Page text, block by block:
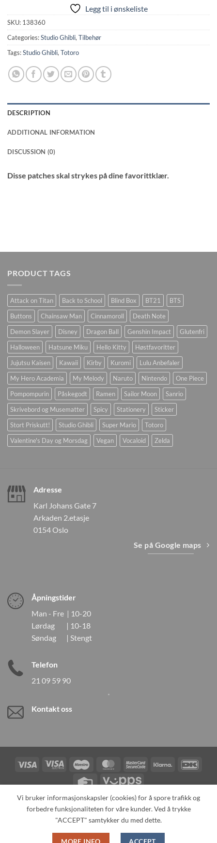
Legg til i ønskeliste
SKU: 138360
Categories:Studio Ghibli,Tilbehør
Tags:Studio Ghibli,Totoro
DESCRIPTION
ADDITIONAL INFORMATION
DISCUSSION (0)
Disse patches skal strykes på dine favorittklær.
PRODUCT TAGS
Attack on Titan Back to School Blind Box BT21
BTS
Buttons
Chainsaw Man Cinnamoroll
Death Note
Demon Slayer
Disney Dragon Ball Genshin Impact
Glutenfri
Halloween
Hatsune Miku Hello Kitty
Høstfavoritter
Jujutsu Kaisen
Kawaii Kirby Kuromi
Lulu Anbefaler
My Hero Academia
My Melody Naruto Nintendo
One Piece
Pompompurin
Påskegodt Ramen Sailor Moon
Sanrio
Skrivebord og Musematter
Spicy Stationery
Sticker
Stort Priskutt!
Studio Ghibli Super Mario
Totoro
Valentine's Day og Morsdag
Vegan Vocaloid Zelda
Adresse
Karl Johans Gate 7
Arkaden 2.etasje
0154 Oslo
Se på Google maps
Åpningstider
Man - Fre | 10-20
Lørdag | 10-18
Søndag | Stengt
Telefon
21 09 59 90
Kontakt oss
Visa
Visa
Maestro MasterCardMasterCardKlarna
Credit
Vipps
TILBAKEKALLINGER KONTAKT OSS
OM OSS
SPESIALBESTILLING
MIN KONTO ALL PRODUCTS
Copyright 2026 ©Neo Tokyo by Neo Tokyo Norway AS -With Love
Vi bruker informasjonskapsler (cookies) for å spore trafikk og
forbedre funksjonaliteten for våre kunder. Ved å trykke
"ACCEPT" samtykker du med dette.
MORE INFO ACCEPT